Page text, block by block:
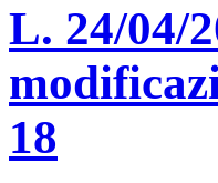
L. 24/04/
18